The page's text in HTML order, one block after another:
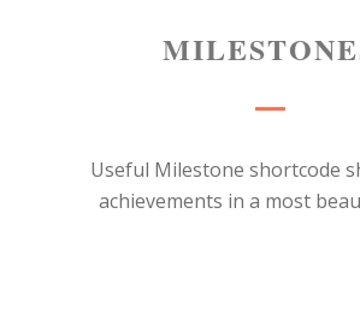
Useful Milestone shortcode
achievements in a most